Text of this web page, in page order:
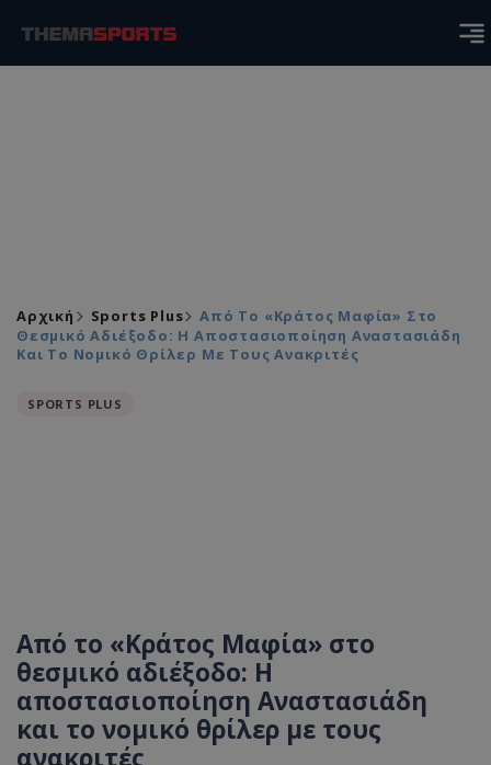
Αρχική Sports Plus
Από Το «Κράτος Μαφία» Στο
Θεσμικό Αδιέξοδο: Η Αποστασιοποίηση Αναστασιάδη
Και Το Νομικό Θρίλερ Με Τους Ανακριτές
SPORTS PLUS
Από το «Κράτος Μαφία» στο
θεσμικό αδιέξοδο: Η
αποστασιοποίηση Αναστασιάδη
και το νομικό θρίλερ με τους
ανακριτές